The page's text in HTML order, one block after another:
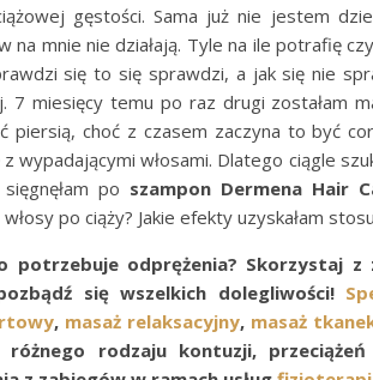
gęstości. Sama już nie jestem
na mnie nie działają. Tyle na ile potrafię
się to się sprawdzi, a jak się nie
7 miesięcy temu po raz drugi zostałam
piersią, choć z czasem zaczyna to być
wypadającymi włosami. Dlatego ciągle
po szampon Dermena Hair
po ciąży? Jakie efekty uzyskałam
potrzebuje odprężenia? Skorzystaj z
się wszelkich dolegliwości!
, masaż relaksacyjny, masaż
różnego rodzaju kontuzji,